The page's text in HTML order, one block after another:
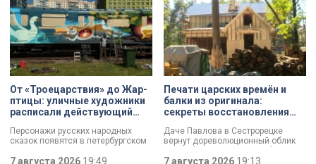
От «Троецарствия» до Жар-
птицы: уличные художники
расписали действующий
Персонажи русских народных
сказок появятся в петербургском
«Выборгское» завершился
7 августа 2026 19:49
Печати царских времён и
балки из оригинала:
секреты восстановления
Даче Павлова в Сестрорецке
вернут дореволюционный облик
по особой программе «Рубль за
метр». Это льготная арендная
7 августа 2026 19:13